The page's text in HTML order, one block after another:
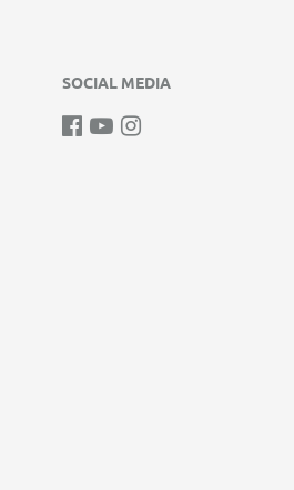
SOCIAL MEDIA